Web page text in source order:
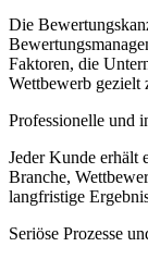
Die
Faktoren, die
Wettbewerb gezielt
Professionelle und
Jeder Kunde erhält
Branche,
langfristige
Seriöse Prozesse